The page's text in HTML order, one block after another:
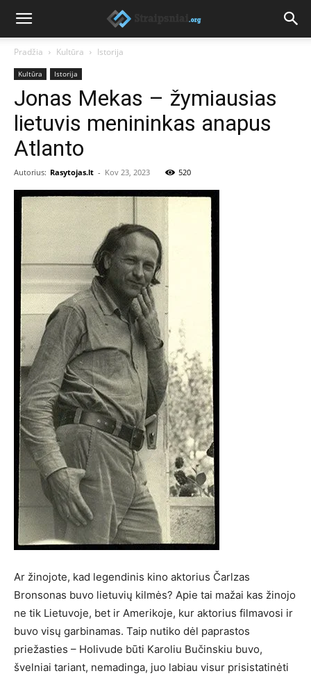
Pradžia Kultūra Istorija
Kultūra Istorija
Jonas Mekas – žymiausias
lietuvis menininkas anapus
Atlanto
Autorius: Rasytojas.lt - Kov 23, 2023 520
Ar žinojote, kad legendinis kino aktorius Čarlzas
Bronsonas buvo lietuvių kilmės? Apie tai mažai kas žinojo
ne tik Lietuvoje, bet ir Amerikoje, kur aktorius filmavosi ir
buvo visų garbinamas. Taip nutiko dėl paprastos
priežasties – Holivude būti Karoliu Bučinskiu buvo,
švelniai tariant, nemadinga, juo labiau visur prisistatinėti